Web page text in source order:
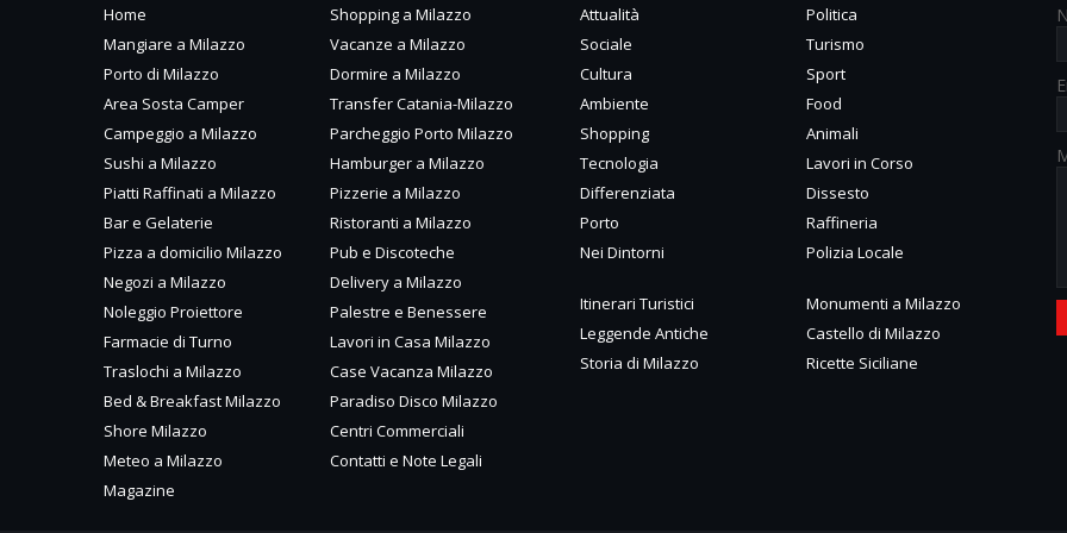
Home
Shopping a Milazzo
Mangiare a Milazzo
Vacanze a Milazzo
Porto di Milazzo
Dormire a Milazzo
Area Sosta Camper
Transfer Catania-Milazzo
Campeggio a Milazzo
Parcheggio Porto Milazzo
Sushi a Milazzo
Hamburger a Milazzo
Piatti Raffinati a Milazzo
Pizzerie a Milazzo
Bar e Gelaterie
Ristoranti a Milazzo
Pizza a domicilio Milazzo
Pub e Discoteche
Negozi a Milazzo
Delivery a Milazzo
Noleggio Proiettore
Palestre e Benessere
Farmacie di Turno
Lavori in Casa Milazzo
Traslochi a Milazzo
Case Vacanza Milazzo
Bed & Breakfast Milazzo
Paradiso Disco Milazzo
Shore Milazzo
Centri Commerciali
Meteo a Milazzo
Contatti e Note Legali
Magazine
Attualità
Politica
Sociale
Turismo
Cultura
Sport
Ambiente
Food
Shopping
Animali
Tecnologia
Lavori in Corso
Differenziata
Dissesto
Porto
Raffineria
Nei Dintorni
Polizia Locale
Itinerari Turistici
Monumenti a Milazzo
Leggende Antiche
Castello di Milazzo
Storia di Milazzo
Ricette Siciliane